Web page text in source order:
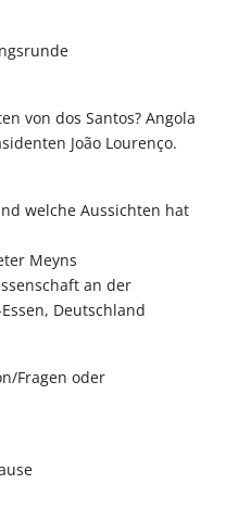
von dos Santos? Angola
João Lourenço.
welche Aussichten hat
Meyns
an der
Deutschland
Fragen oder